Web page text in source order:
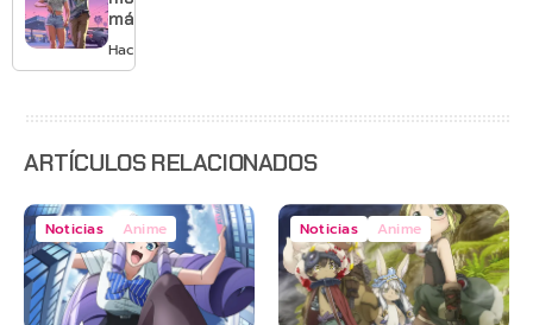
Mario
más de
GTA 6 en
agosto
Hace 3 días
ARTÍCULOS RELACIONADOS
Noticias Anime Noticias Anime